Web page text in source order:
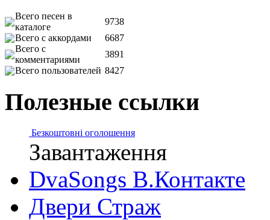
Всего песен в
каталоге
9738
Всего с аккордами
6687
Всего с
комментариями
3891
Всего пользователей 8427
Полезные ссылки
Безкоштовні оголошення
Завантаження
DvaSongs В.Контакте
Двери Страж